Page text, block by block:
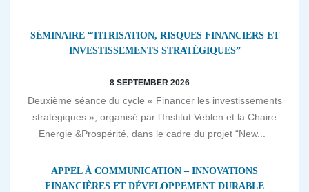
SÉMINAIRE “TITRISATION, RISQUES FINANCIERS ET
INVESTISSEMENTS STRATÉGIQUES”
8 SEPTEMBER 2026
Deuxième séance du cycle « Financer les investissements
stratégiques », organisé par l’Institut Veblen et la Chaire
Energie &Prospérité, dans le cadre du projet “New...
APPEL À COMMUNICATION – INNOVATIONS
FINANCIÈRES ET DÉVELOPPEMENT DURABLE